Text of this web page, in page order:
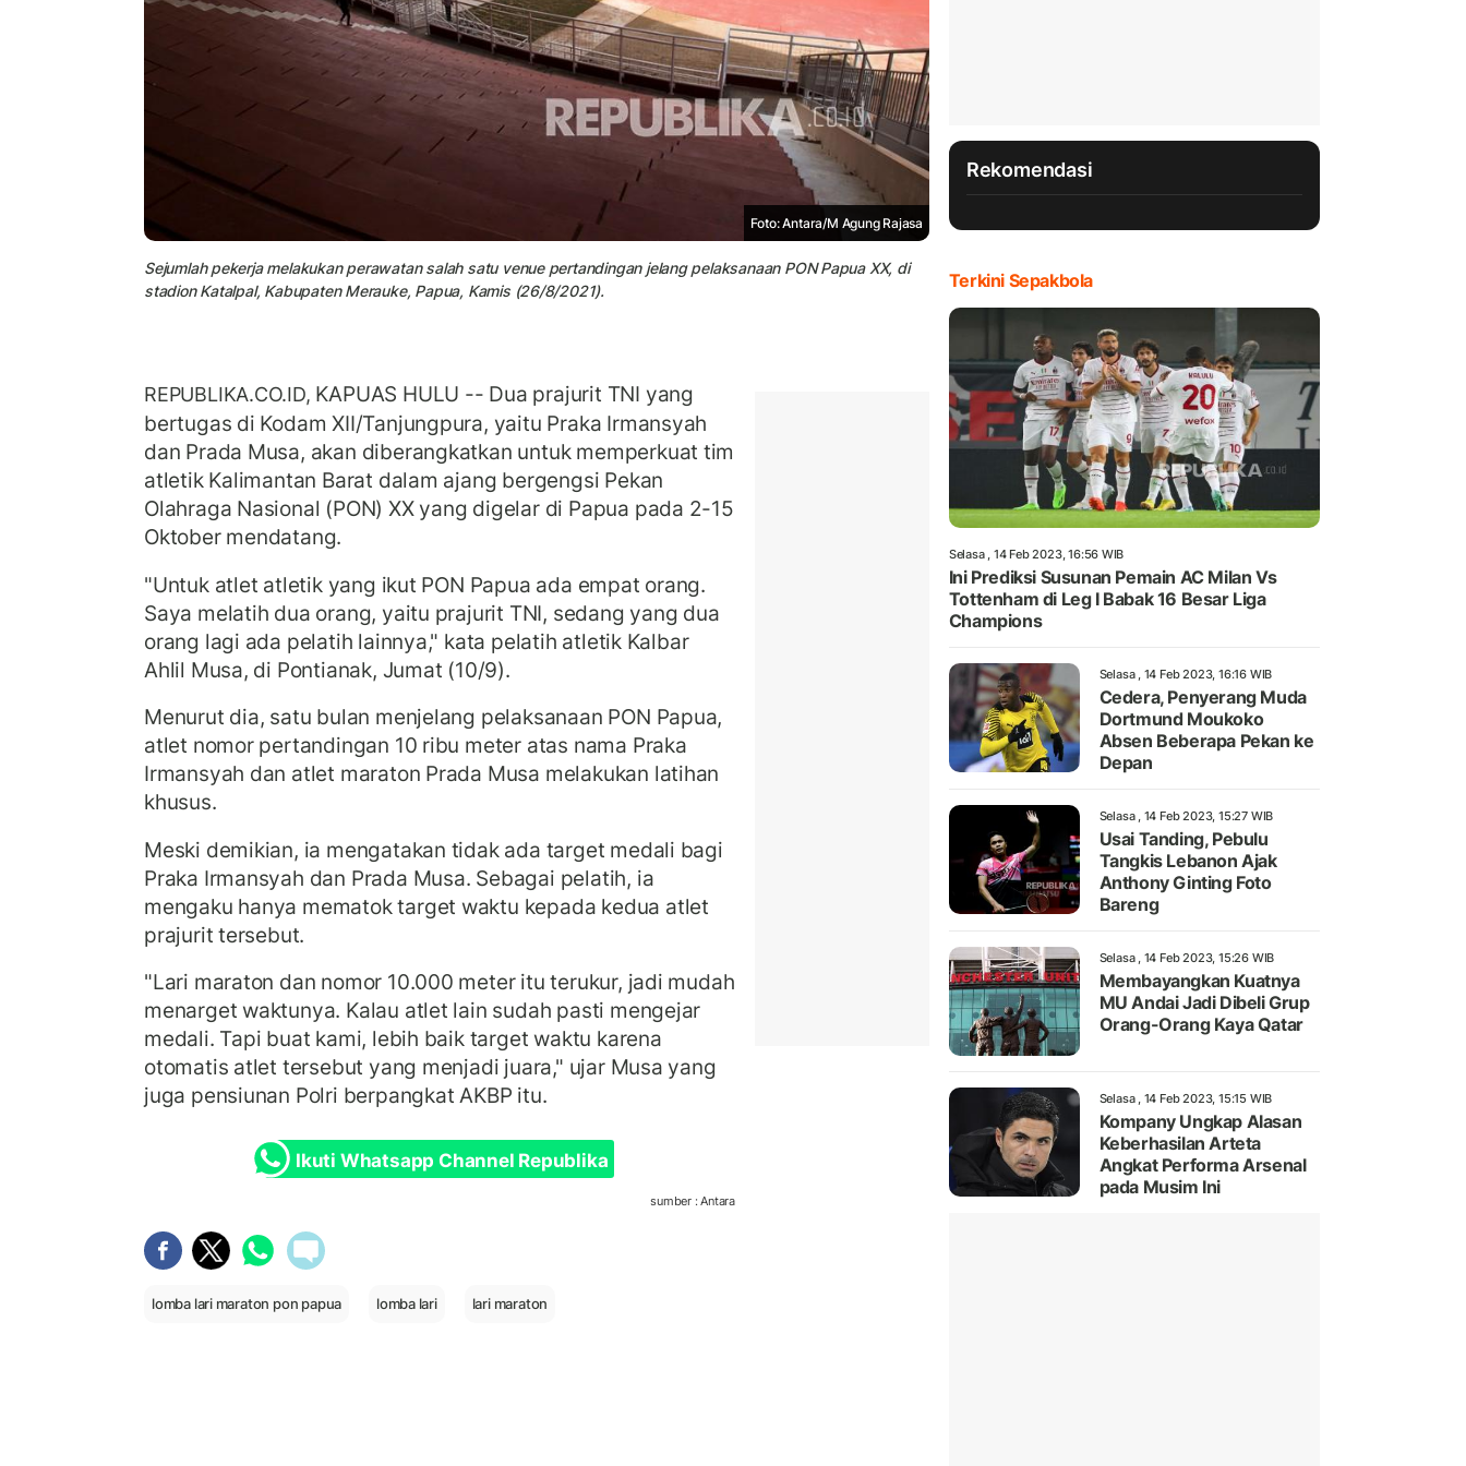
Foto: Antara/M Agung Rajasa
Sejumlah pekerja melakukan perawatan salah satu venue pertandingan jelang pelaksanaan PON Papua XX, di
stadion Katalpal, Kabupaten Merauke, Papua, Kamis (26/8/2021).
REPUBLIKA.CO.ID, KAPUAS HULU -- Dua prajurit TNI yang
bertugas di Kodam XII/Tanjungpura, yaitu Praka Irmansyah
dan Prada Musa, akan diberangkatkan untuk memperkuat tim
atletik Kalimantan Barat dalam ajang bergengsi Pekan
Olahraga Nasional (PON) XX yang digelar di Papua pada 2-15
Oktober mendatang.
"Untuk atlet atletik yang ikut PON Papua ada empat orang.
Saya melatih dua orang, yaitu prajurit TNI, sedang yang dua
orang lagi ada pelatih lainnya," kata pelatih atletik Kalbar
Ahlil Musa, di Pontianak, Jumat (10/9).
Menurut dia, satu bulan menjelang pelaksanaan PON Papua,
atlet nomor pertandingan 10 ribu meter atas nama Praka
Irmansyah dan atlet maraton Prada Musa melakukan latihan
khusus.
Meski demikian, ia mengatakan tidak ada target medali bagi
Praka Irmansyah dan Prada Musa. Sebagai pelatih, ia
mengaku hanya mematok target waktu kepada kedua atlet
prajurit tersebut.
"Lari maraton dan nomor 10.000 meter itu terukur, jadi mudah
menarget waktunya. Kalau atlet lain sudah pasti mengejar
medali. Tapi buat kami, lebih baik target waktu karena
otomatis atlet tersebut yang menjadi juara," ujar Musa yang
juga pensiunan Polri berpangkat AKBP itu.
Ikuti Whatsapp Channel Republika
sumber : Antara
lomba lari maraton pon papua lomba lari lari maraton
Rekomendasi
Terkini Sepakbola
Selasa , 14 Feb 2023, 16:56 WIB
Ini Prediksi Susunan Pemain AC Milan Vs
Tottenham di Leg I Babak 16 Besar Liga
Champions
Selasa , 14 Feb 2023, 16:16 WIB
Cedera, Penyerang Muda
Dortmund Moukoko
Absen Beberapa Pekan ke
Depan
Selasa , 14 Feb 2023, 15:27 WIB
Usai Tanding, Pebulu
Tangkis Lebanon Ajak
Anthony Ginting Foto
Bareng
Selasa , 14 Feb 2023, 15:26 WIB
Membayangkan Kuatnya
MU Andai Jadi Dibeli Grup
Orang-Orang Kaya Qatar
Selasa , 14 Feb 2023, 15:15 WIB
Kompany Ungkap Alasan
Keberhasilan Arteta
Angkat Performa Arsenal
pada Musim Ini